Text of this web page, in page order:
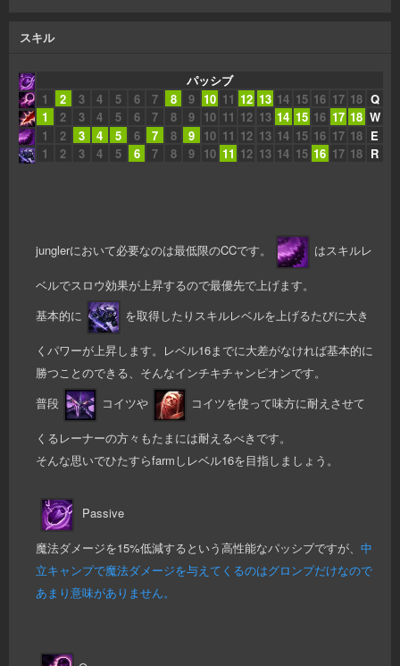
スキル
パッシブ
1
2 3 4 5 6 7 8 9 10 11 12 13 14 15 16 17 18 Q
1
2 3 4 5 6 7 8 9 10 11 12 13 14 15 16 17 18 W
1
2 3 4 5 6 7 8 9 10 11 12 13 14 15 16 17 18 E
1
2 3 4 5 6 7 8 9 10 11 12 13 14 15 16 17 18 R
junglerにおいて必要なのは最低限のCCです。 はスキルレ
ベルでスロウ効果が上昇するので最優先で上げます。
基本的に
を取得したりスキルレベルを上げるたびに大き
くパワーが上昇します。レベル16までに大差がなければ基本的に
勝つことのできる、そんなインチキチャンピオンです。
普段
コイツや コイツを使って味方に耐えさせて
くるレーナーの方々もたまには耐えるべきです。
そんな思いでひたすらfarmしレベル16を目指しましょう。
Passive
魔法ダメージを15%低減するという高性能なパッシブですが、 中
立キャンプで魔法ダメージを与えてくるのはグロンプだけなので
あまり意味がありません。